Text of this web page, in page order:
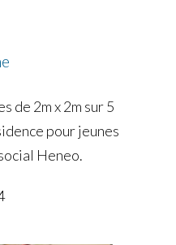
de 2m x 2m sur 5
pour jeunes
Heneo.